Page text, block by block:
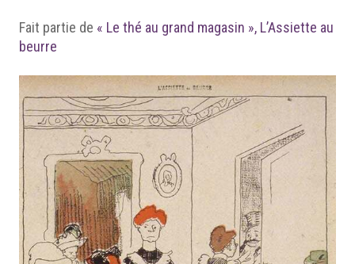
Fait partie de « Le thé au grand magasin », L’Assiette au
beurre